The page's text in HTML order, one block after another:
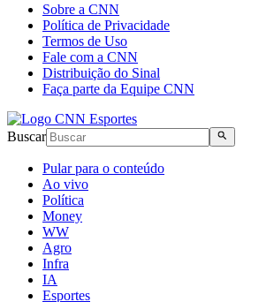
Sobre a CNN
Política de Privacidade
Termos de Uso
Fale com a CNN
Distribuição do Sinal
Faça parte da Equipe CNN
Buscar
Pular para o conteúdo
Ao vivo
Política
Money
WW
Agro
Infra
IA
Esportes